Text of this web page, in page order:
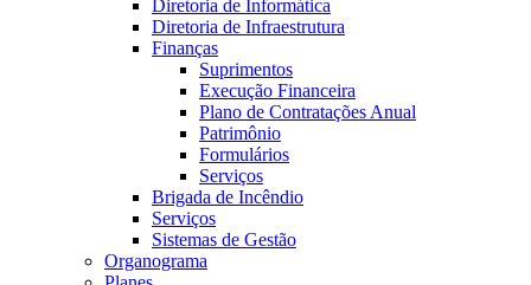
Diretoria de Informática
Diretoria de Infraestrutura
Finanças
Suprimentos
Execução Financeira
Plano de Contratações Anual
Patrimônio
Formulários
Serviços
Brigada de Incêndio
Serviços
Sistemas de Gestão
Organograma